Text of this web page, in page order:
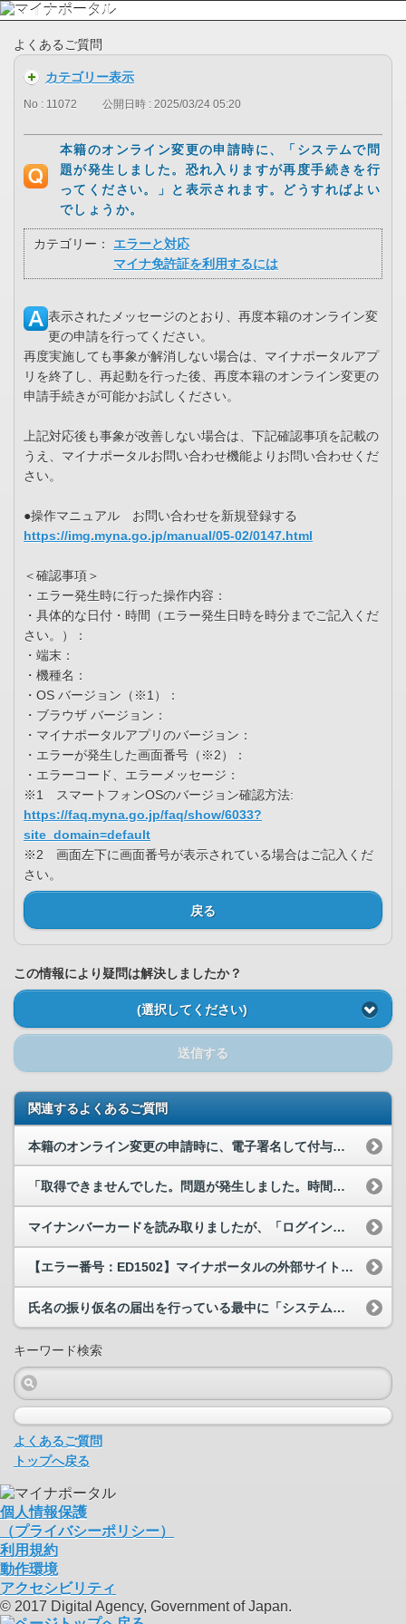
よくあるご質問
カテゴリー表示
No : 11072 公開日時 : 2025/03/24 05:20
本籍のオンライン変更の申請時に、「システムで問
題が発生しました。恐れ入りますが再度手続きを行
ってください。」と表示されます。どうすればよい
でしょうか。
カテゴリー：
エラーと対応
マイナ免許証を利用するには
表示されたメッセージのとおり、再度本籍のオンライン変
更の申請を行ってください。
再度実施しても事象が解消しない場合は、マイナポータルアプ
リを終了し、再起動を行った後、再度本籍のオンライン変更の
申請手続きが可能かお試しください。
上記対応後も事象が改善しない場合は、下記確認事項を記載の
うえ、マイナポータルお問い合わせ機能よりお問い合わせくだ
さい。
●操作マニュアル お問い合わせを新規登録する
https://img.myna.go.jp/manual/05-02/0147.html
＜確認事項＞
・エラー発生時に行った操作内容：
・具体的な日付・時間（エラー発生日時を時分までご記入くだ
さい。）：
・端末：
・機種名：
・OS バージョン（※1）：
・ブラウザ バージョン：
・マイナポータルアプリのバージョン：
・エラーが発生した画面番号（※2）：
・エラーコード、エラーメッセージ：
※1 スマートフォンOSのバージョン確認方法:
https://faq.myna.go.jp/faq/show/6033?
site_domain=default
※2 画面左下に画面番号が表示されている場合はご記入くだ
さい。
戻る
この情報により疑問は解決しましたか？
(選択してください)
送信する
関連するよくあるご質問
本籍のオンライン変更の申請時に、電子署名して付与画面で「ログインに使用したマイナンバーカード、...
「取得できませんでした。問題が発生しました。時間を置いてもう一度お試しください。」と表示されて...
マイナンバーカードを読み取りましたが、「ログインに使用したマイナンバーカードと一致しません」と...
【エラー番号：ED1502】マイナポータルの外部サイトとの連携で「時間を空けてから再度、アカウ...
氏名の振り仮名の届出を行っている最中に「システムで問題が発生しました」と表示されます。どうすれ...
キーワード検索
よくあるご質問
トップへ戻る
個人情報保護
（プライバシーポリシー）
利用規約
動作環境
アクセシビリティ
© 2017 Digital Agency, Government of Japan.